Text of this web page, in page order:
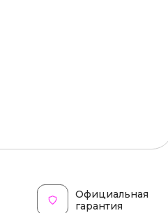
Официальная
гарантия